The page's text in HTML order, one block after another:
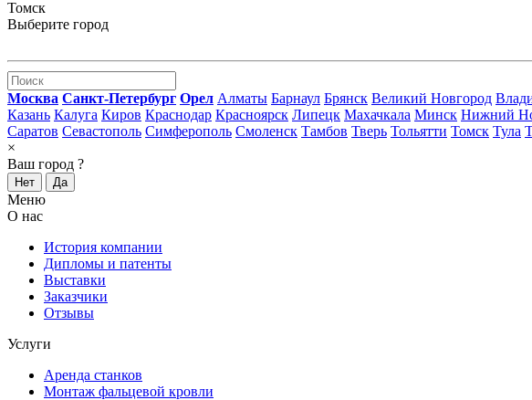
Томск
Выберите город
Москва Санкт-Петербург Орел Алматы Барнаул Брянск Великий Новгород
Казань Калуга Киров Краснодар Красноярск Липецк Махачкала Минск Нижний
Саратов Севастополь Симферополь Смоленск Тамбов Тверь Тольятти Томск Тула
×
Ваш город ?
Нет Да
Меню
О нас
История компании
Дипломы и патенты
Выставки
Заказчики
Отзывы
Услуги
Аренда станков
Монтаж фальцевой кровли